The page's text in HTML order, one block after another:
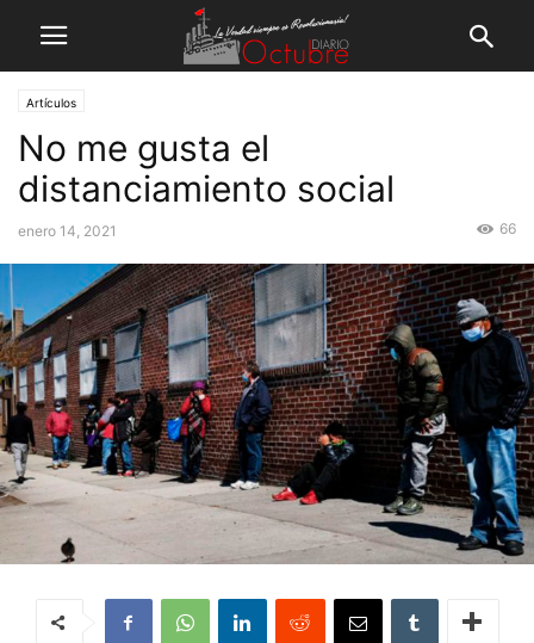
Artículos
No me gusta el
distanciamiento social
enero 14, 2021 66